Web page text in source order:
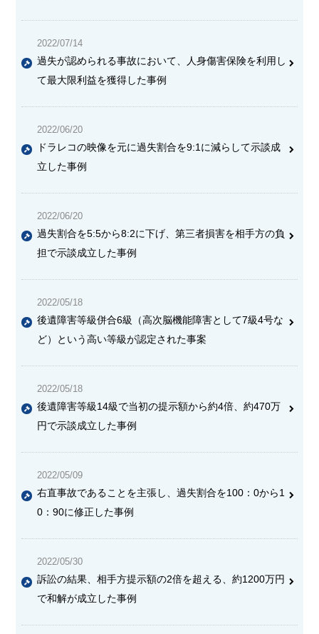
2022/07/14
過失が認められる事故において、人身傷害保険を利用し
て最大限利益を獲得した事例
2022/06/20
ドラレコの映像を元に過失割合を9:1に減らして示談成
立した事例
2022/06/20
過失割合を5:5から8:2に下げ、第三者損害を相手方の負
担で示談成立した事例
2022/05/18
後遺障害等級併合6級（高次脳機能障害として7級4号な
ど）という高い等級が認定された事案
2022/05/18
後遺障害等級14級で当初の提示額から約4倍、約470万
円で示談成立した事例
2022/05/09
右直事故であることを主張し、過失割合を100：0から1
0：90に修正した事例
2022/05/30
訴訟の結果、相手方提示額の2倍を超える、約1200万円
で和解が成立した事例